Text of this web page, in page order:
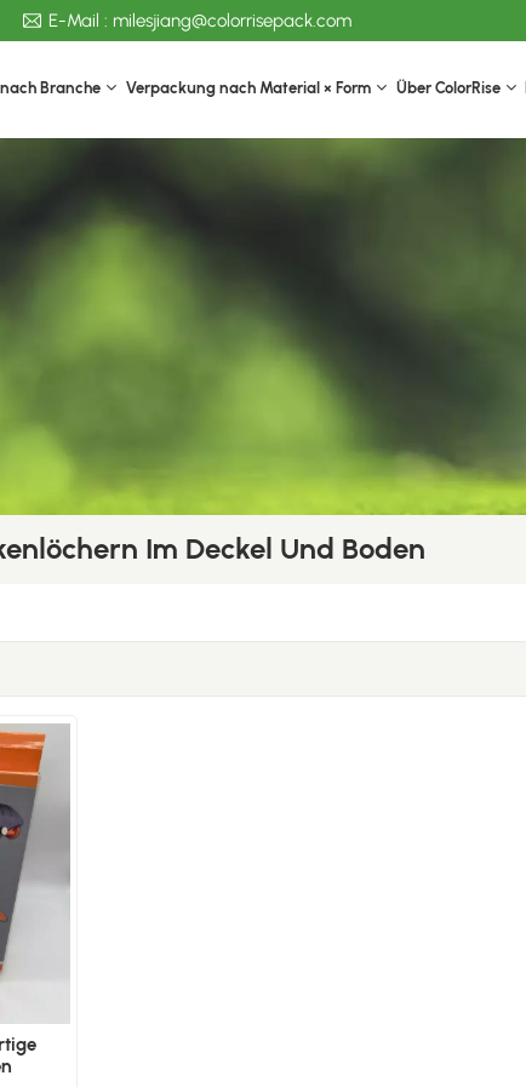
E-Mail : milesjiang@colorrisepack.com
Branche Verpackung nach Material × Form Über ColorRise
Im Deckel Und Boden